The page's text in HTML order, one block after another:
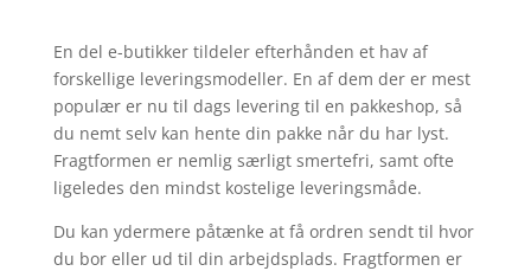
En del e-butikker tildeler efterhånden et hav af
forskellige leveringsmodeller. En af dem der er mest
populær er nu til dags levering til en pakkeshop, så
du nemt selv kan hente din pakke når du har lyst.
Fragtformen er nemlig særligt smertefri, samt ofte
ligeledes den mindst kostelige leveringsmåde.
Du kan ydermere påtænke at få ordren sendt til hvor
du bor eller ud til din arbejdsplads. Fragtformen er